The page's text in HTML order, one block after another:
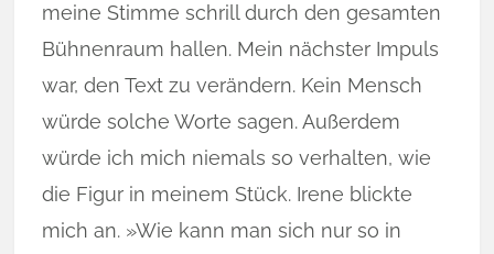
meine Stimme schrill durch den gesamten
Bühnenraum hallen. Mein nächster Impuls
war, den Text zu verändern. Kein Mensch
würde solche Worte sagen. Außerdem
würde ich mich niemals so verhalten, wie
die Figur in meinem Stück. Irene blickte
mich an. »Wie kann man sich nur so in